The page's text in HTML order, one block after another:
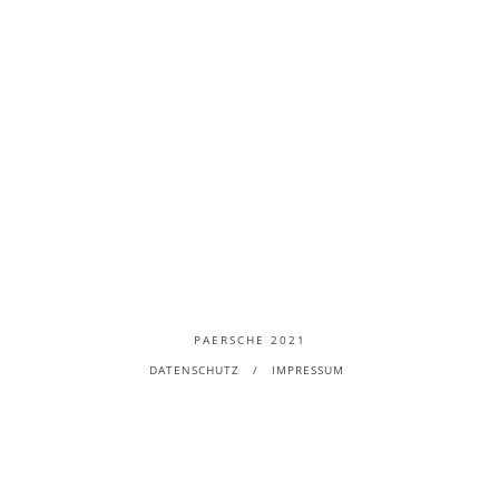
PAERSCHE 2021
DATENSCHUTZ
IMPRESSUM